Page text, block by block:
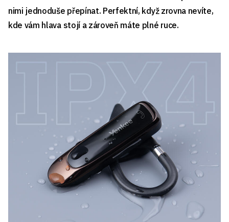
nimi jednoduše přepínat. Perfektní, když zrovna nevíte,
kde vám hlava stojí a zároveň máte plné ruce.